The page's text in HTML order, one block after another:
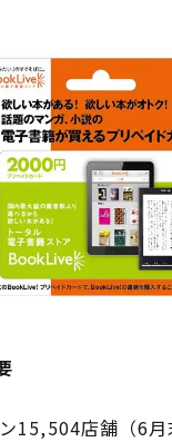
15,504店舗（6月